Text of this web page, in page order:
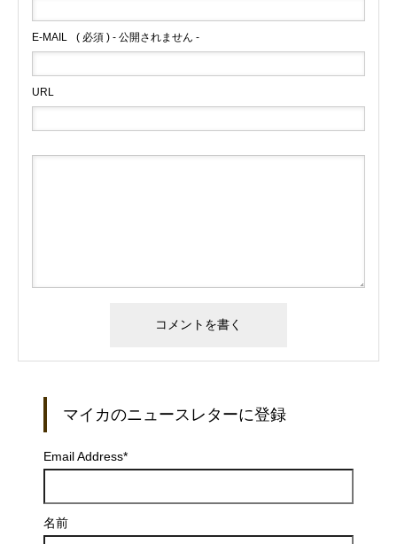
E-MAIL ( 必須 ) - 公開されません -
URL
マイカのニュースレターに登録
Email Address*
名前